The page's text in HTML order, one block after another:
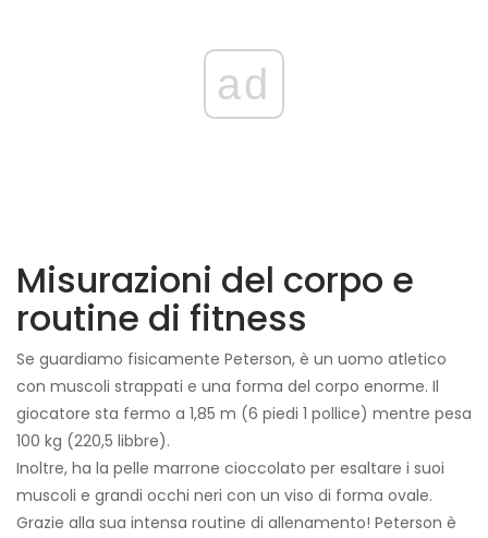
ad
Misurazioni del corpo e
routine di fitness
Se guardiamo fisicamente Peterson, è un uomo atletico
con muscoli strappati e una forma del corpo enorme. Il
giocatore sta fermo a 1,85 m (6 piedi 1 pollice) mentre pesa
100 kg (220,5 libbre).
Inoltre, ha la pelle marrone cioccolato per esaltare i suoi
muscoli e grandi occhi neri con un viso di forma ovale.
Grazie alla sua intensa routine di allenamento! Peterson è